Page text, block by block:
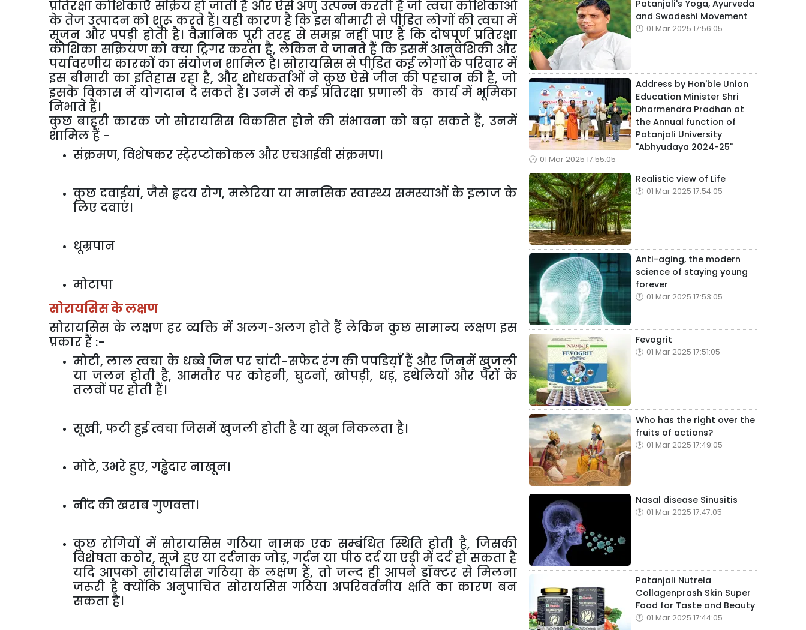
प्रतिरक्षा कोशिकाएँ सक्रिय हो जाती है और ऐसे अणु उत्पन्न करती है जो त्वचा कोशिकाओं
के तेज उत्पादन को शुरू करते हैं। यही कारण है कि इस बीमारी से पीडि़त लोगों की त्वचा में
सूजन और पपड़ी होती है। वैज्ञानिक पूरी तरह से समझ नहीं पाए है कि दोषपूर्ण प्रतिरक्षा
कोशिका सक्रियण को क्या ट्रिगर करता है, लेकिन वे जानते हैं कि इसमें आनुवंशिकी और
पर्यावरणीय कारकों का संयोजन शामिल है। सोरायसिस से पीडि़त कई लोगों के परिवार में
इस बीमारी का इतिहास रहा है, और शोधकर्ताओं ने कुछ ऐसे जीन की पहचान की है, जो
इसके विकास में योगदान दे सकते हैं। उनमें से कई प्रतिरक्षा प्रणाली के कार्य में भूमिका
निभाते हैं।
कुछ बाहरी कारक जो सोरायसिस विकसित होने की संभावना को बढ़ा सकते हैं, उनमें
शामिल हैं -
संक्रमण, विशेषकर स्टे्रप्टोकोकल और एचआईवी संक्रमण।
कुछ दवाईयां, जैसे हृदय रोग, मलेरिया या मानसिक स्वास्थ्य समस्याओं के इलाज के
लिए दवाएं।
धूम्रपान
मोटापा
सोरायसिस के लक्षण
सोरायसिस के लक्षण हर व्यक्ति में अलग-अलग होते हैं लेकिन कुछ सामान्य लक्षण इस
प्रकार हैं :-
मोटी, लाल त्वचा के धब्बे जिन पर चांदी-सफेद रंग की पपडिय़ाँ हैं और जिनमें खुजली
या जलन होती है, आमतौर पर कोहनी, घुटनों, खोपड़ी, धड़, हथेलियों और पैरों के
तलवों पर होती हैं।
सूखी, फटी हुई त्वचा जिसमें खुजली होती है या खून निकलता है।
मोटे, उभरे हुए, गड्ढेदार नाखून।
नींद की खराब गुणवत्ता।
कुछ रोगियों में सोरायसिस गठिया नामक एक सम्बंधित स्थिति होती है, जिसकी
विशेषता कठोर, सूजे हुए या दर्दनाक जोड़, गर्दन या पीठ दर्द या एड़ी में दर्द हो सकता है
यदि आपको सोरायसिस गठिया के लक्षण हैं, तो जल्द ही आपने डॉक्टर से मिलना
जरूरी है क्योंकि अनुपाचित सोरायसिस गठिया अपरिवर्तनीय क्षति का कारण बन
सकता है।
Patanjali's Yoga, Ayurveda
and Swadeshi Movement
01 Mar 2025 17:56:05
Address by Hon'ble Union
Education Minister Shri
Dharmendra Pradhan at
the Annual function of
Patanjali University
"Abhyudaya 2024-25"
01 Mar 2025 17:55:05
Realistic view of Life
01 Mar 2025 17:54:05
Anti-aging, the modern
science of staying young
forever
01 Mar 2025 17:53:05
Fevogrit
01 Mar 2025 17:51:05
Who has the right over the
fruits of actions?
01 Mar 2025 17:49:05
Nasal disease Sinusitis
01 Mar 2025 17:47:05
Patanjali Nutrela
Collagenprash Skin Super
Food for Taste and Beauty
01 Mar 2025 17:44:05